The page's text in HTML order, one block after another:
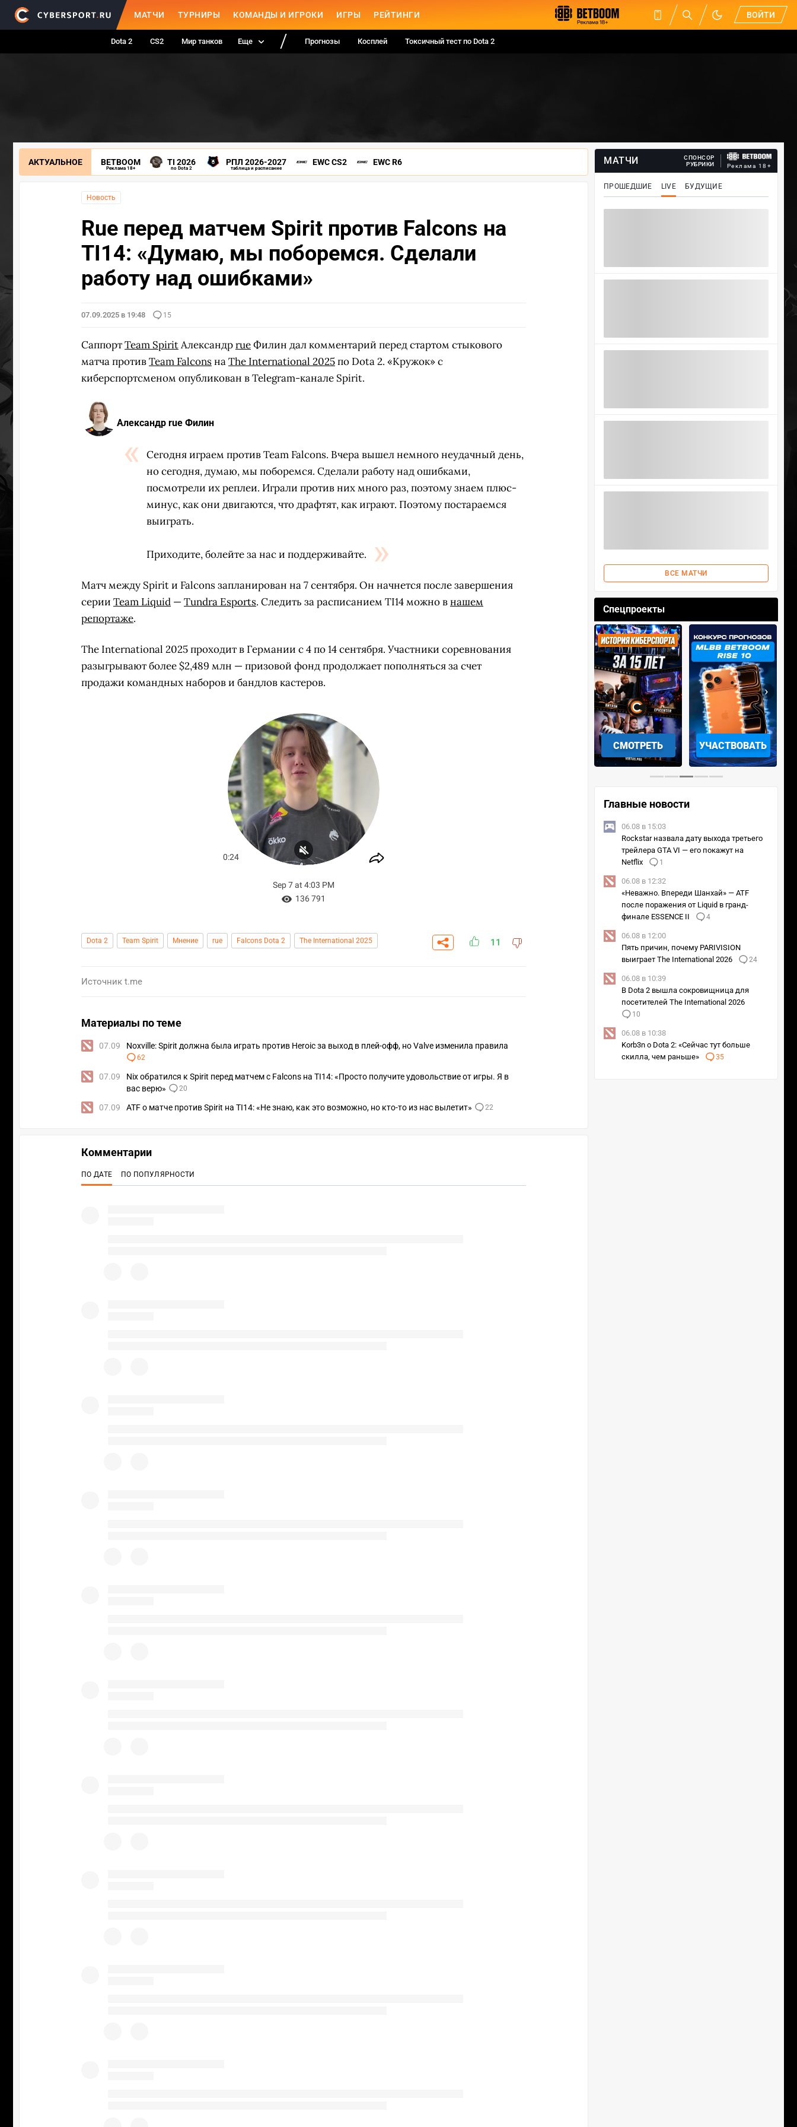
МАТЧИ ТУРНИРЫ КОМАНДЫ И ИГРОКИ ИГРЫ РЕЙТИНГИ ВОЙТИ
Dota 2 CS2 Мир танков Еще Прогнозы Косплей Токсичный тест по Dota 2
АКТУАЛЬНОЕ BETBOOM
Реклама 18+
TI 2026
по Dota 2
РПЛ 2026-2027
таблица и расписание
EWC CS2 EWC R6
Новость
Rue перед матчем Spirit против Falcons на
TI14: «Думаю, мы поборемся. Сделали
работу над ошибками»
07.09.2025 в 19:48 15
СаппортTeam SpiritАлександрrueФилин дал комментарий перед стартом стыкового
матча противTeam FalconsнаThe International 2025по Dota 2. «Кружок» с
киберспортсменом опубликован в Telegram-канале Spirit.
Александр rue Филин
Сегодня играем против Team Falcons. Вчера вышел немного неудачный день,
но сегодня, думаю, мы поборемся. Сделали работу над ошибками,
посмотрели их реплеи. Играли против них много раз, поэтому знаем плюс-
минус, как они двигаются, что драфтят, как играют. Поэтому постараемся
выиграть.
Приходите, болейте за нас и поддерживайте.
Матч между Spirit и Falcons запланирован на 7 сентября. Он начнется после завершения
серии Team Liquid —Tundra Esports. Следить за расписанием TI14 можно внашем
репортаже.
The International 2025 проходит в Германии с 4 по 14 сентября. Участники соревнования
разыгрывают более $2,489 млн — призовой фонд продолжает пополняться за счет
продажи командных наборов и бандлов кастеров.
Dota 2 Team Spirit Мнение rue Falcons Dota 2 The International 2025 11
Источник t.me
Материалы по теме
07.09 Noxville: Spirit должна была играть против Heroic за выход в плей-офф, но Valve изменила правила
62
07.09
Nix обратился к Spirit перед матчем с Falcons на TI14: «Просто получите удовольствие от игры. Я в
вас верю»
20
07.09 ATF о матче против Spirit на TI14: «Не знаю, как это возможно, но кто-то из нас вылетит» 22
МАТЧИ
СПОНСОР
РУБРИКИ
Реклама 18+
ПРОШЕДШИЕ LIVE БУДУЩИЕ
ВСЕ МАТЧИ
Спецпроекты
УЧАСТВОВАТЬ ЗАБРАТЬ СМОТРЕТЬ УЧАСТВОВАТЬ
‹ ›
Главные новости
06.08 в 15:03
Rockstar назвала дату выхода третьего
трейлера GTA VI — его покажут на
Netflix
1
06.08 в 12:32
«Неважно. Впереди Шанхай» — ATF
после поражения от Liquid в гранд-
финале ESSENCE II
4
06.08 в 12:00
Пять причин, почему PARIVISION
выиграет The International 2026
24
06.08 в 10:39
В Dota 2 вышла сокровищница для
посетителей The International 2026
10
06.08 в 10:38
Korb3n о Dota 2: «Сейчас тут больше
скилла, чем раньше»
35
Комментарии
ПО ДАТЕ ПО ПОПУЛЯРНОСТИ